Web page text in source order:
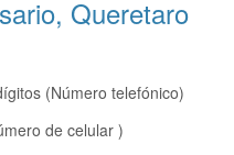
Queretaro
(Número telefónico)
de celular )